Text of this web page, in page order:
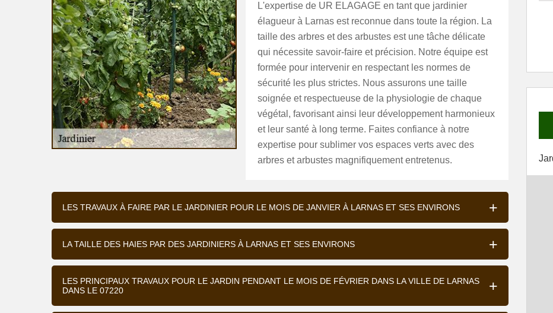
L'expertise de UR ELAGAGE en tant que jardinier
élagueur à Larnas est reconnue dans toute la région. La
taille des arbres et des arbustes est une tâche délicate
qui nécessite savoir-faire et précision. Notre équipe est
formée pour intervenir en respectant les normes de
sécurité les plus strictes. Nous assurons une taille
soignée et respectueuse de la physiologie de chaque
végétal, favorisant ainsi leur développement harmonieux
et leur santé à long terme. Faites confiance à notre
expertise pour sublimer vos espaces verts avec des
arbres et arbustes magnifiquement entretenus.
LES TRAVAUX À FAIRE PAR LE JARDINIER POUR LE MOIS DE JANVIER À LARNAS ET SES ENVIRONS
LA TAILLE DES HAIES PAR DES JARDINIERS À LARNAS ET SES ENVIRONS
LES PRINCIPAUX TRAVAUX POUR LE JARDIN PENDANT LE MOIS DE FÉVRIER DANS LA VILLE DE LARNAS
DANS LE 07220